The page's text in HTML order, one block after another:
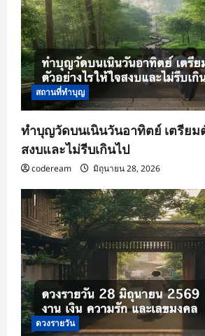
สถานที่ทำบุญ
ทำบุญวัดบนเนินวันอาทิตย์ เตรียม
สงบและไม่รีบเกินไป
codeream มิถุนายน 28, 2026
ดวงรายวัน